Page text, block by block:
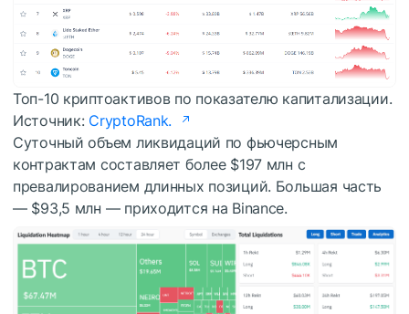
Топ-10 криптоактивов по показателю капитализации.
Источник: CryptoRank.
Суточный объем ликвидаций по фьючерсным
контрактам составляет более $197 млн с
превалированием длинных позиций. Большая часть
— $93,5 млн — приходится на Binance.